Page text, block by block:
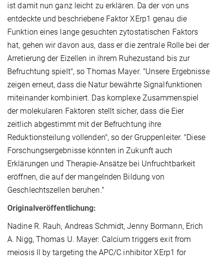
ist damit nun ganz leicht zu erklären. Da der von uns
entdeckte und beschriebene Faktor XErp1 genau die
Funktion eines lange gesuchten zytostatischen Faktors
hat, gehen wir davon aus, dass er die zentrale Rolle bei der
Arretierung der Eizellen in ihrem Ruhezustand bis zur
Befruchtung spielt", so Thomas Mayer. "Unsere Ergebnisse
zeigen erneut, dass die Natur bewährte Signalfunktionen
miteinander kombiniert. Das komplexe Zusammenspiel
der molekularen Faktoren stellt sicher, dass die Eier
zeitlich abgestimmt mit der Befruchtung ihre
Reduktionsteilung vollenden", so der Gruppenleiter. "Diese
Forschungsergebnisse könnten in Zukunft auch
Erklärungen und Therapie-Ansätze bei Unfruchtbarkeit
eröffnen, die auf der mangelnden Bildung von
Geschlechtszellen beruhen."
Originalveröffentlichung:
Nadine R. Rauh, Andreas Schmidt, Jenny Bormann, Erich
A. Nigg, Thomas U. Mayer: Calcium triggers exit from
meiosis II by targeting the APC/C inhibitor XErp1 for